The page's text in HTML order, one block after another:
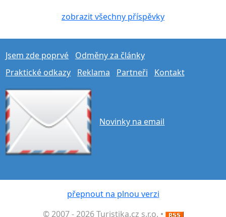
zobrazit všechny příspěvky
Jsem zde poprvé
Odměny za články
Praktické odkazy
Reklama Partneři Kontakt
Novinky na email
přepnout na plnou verzi
© 2007 - 2026 Turistika.cz s.r.o. •